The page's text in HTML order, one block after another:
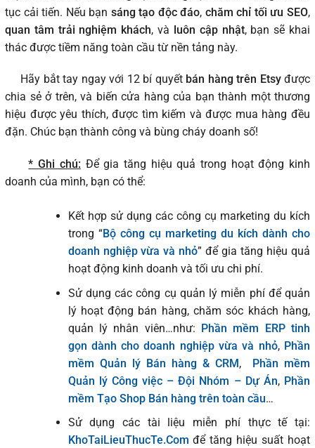
tục cải tiến. Nếu bạn sáng tạo độc đáo, chăm chỉ tối ưu SEO,
quan tâm trải nghiệm khách, và luôn cập nhật, bạn sẽ khai
thác được tiềm năng toàn cầu từ nền tảng này.
Hãy bắt tay ngay với 12 bí quyết bán hàng trên Etsyđược
chia sẻ ở trên, và biến cửa hàng của bạn thành một thương
hiệu được yêu thích, được tìm kiếm và được mua hàng đều
đặn. Chúc bạn thành công và bùng cháy doanh số!
* Ghi chú: Để gia tăng hiệu quả trong hoạt động kinh
doanh của mình, bạn có thể:
Kết hợp sử dụng các công cụ marketing du kích
trong “Bộ công cụ marketing du kích dành cho
doanh nghiệp vừa và nhỏ” để gia tăng hiệu quả
hoạt động kinh doanh và tối ưu chi phí.
Sử dụng các công cụ quản lý miễn phí để quản
lý hoạt động bán hàng, chăm sóc khách hàng,
quản lý nhân viên…như: Phần mềm ERP tinh
gọn dành cho doanh nghiệp vừa và nhỏ, Phần
mềm Quản lý Bán hàng & CRM, Phần mềm
Quản lý Công việc – Đội Nhóm – Dự Án, Phần
mềm Tạo Shop Bán hàng trên toàn cầu…
Sử dụng các tài liệu miễn phí thực tế tại:
KhoTaiLieuThucTe.Com để tăng hiệu suất hoạt